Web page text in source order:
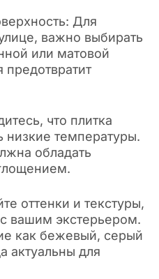
Для
важно выбирать
или матовой
предотвратит
что плитка
низкие температуры.
обладать
оттенки и текстуры,
вашим экстерьером.
как бежевый, серый
актуальны для